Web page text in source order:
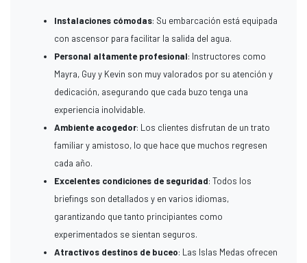
Instalaciones cómodas: Su embarcación está equipada
con ascensor para facilitar la salida del agua.
Personal altamente profesional: Instructores como
Mayra, Guy y Kevin son muy valorados por su atención y
dedicación, asegurando que cada buzo tenga una
experiencia inolvidable.
Ambiente acogedor: Los clientes disfrutan de un trato
familiar y amistoso, lo que hace que muchos regresen
cada año.
Excelentes condiciones de seguridad: Todos los
briefings son detallados y en varios idiomas,
garantizando que tanto principiantes como
experimentados se sientan seguros.
Atractivos destinos de buceo: Las Islas Medas ofrecen